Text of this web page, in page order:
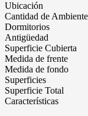
Ubicación
Cantidad de
Dormitorios
Antigüedad
Superficie Cubierta
Medida de frente
Medida de fondo
Superficies
Superficie Total
Características